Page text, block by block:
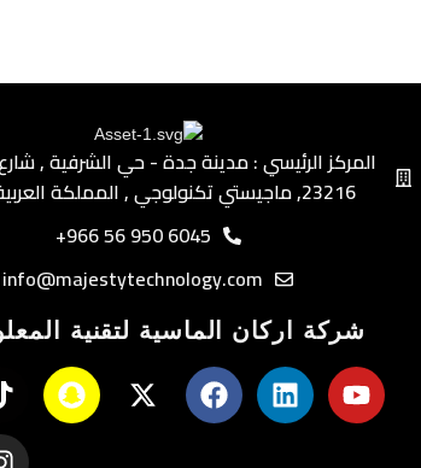
المركز
٫23216 ماجيستي تكنولوجي ٫ المملكة العربية السعودية
6045 950 56 966+
info@majestytechnology.com
شركة اركان الماسية لتقنية